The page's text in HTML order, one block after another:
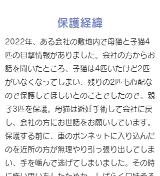
保護経緯
2022年、ある会社の敷地内で母猫と子猫4
匹の目撃情報がありました。会社の方からお
話を聞いたところ、子猫は4匹いたけど2匹
がいなくなってしまい、残りの2匹も心配な
ので保護してほしいとのことでしたので、親
子3匹を保護。母猫は避妊手術して会社に戻
し、会社の方にお世話をお願いしています。
保護する前に、車のボンネットに入り込んだ
のを近所の方が無理やり引っ張り出してしま
い、手を噛んで逃げてしまいました。その時